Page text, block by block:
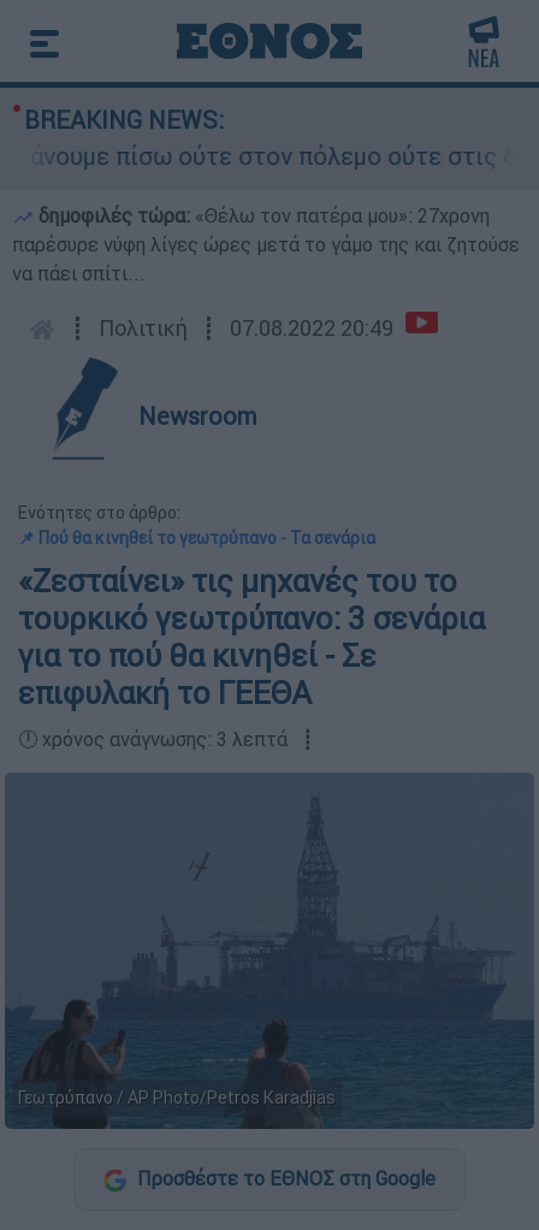
BREAKING NEWS:
πίσω ούτε στον πόλεμο ούτε στις
δημοφιλές τώρα: «Θέλω τον πατέρα μου»: 27χρονη
παρέσυρε νύφη λίγες ώρες μετά το γάμο της και ζητούσε
να πάει σπίτι...
┋ Πολιτική ┋ 07.08.2022 20:49
Newsroom
Ενότητες στο άρθρο:
📌 Πού θα κινηθεί το γεωτρύπανο - Τα σενάρια
«Ζεσταίνει» τις μηχανές του το
τουρκικό γεωτρύπανο: 3 σενάρια
για το πού θα κινηθεί - Σε
επιφυλακή το ΓΕΕΘΑ
🕛 χρόνος ανάγνωσης: 3 λεπτά ┋
Γεωτρύπανο / AP Photo/Petros Karadjias
Προσθέστε το ΕΘΝΟΣ στη Google